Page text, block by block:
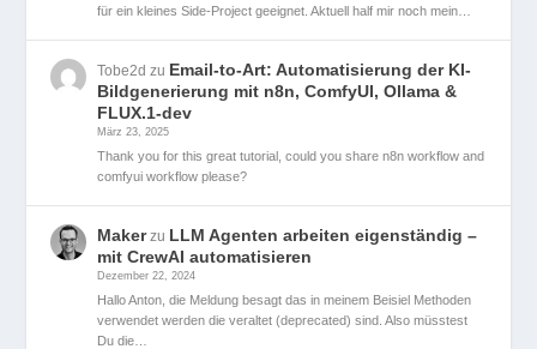
für ein kleines Side-Project geeignet. Aktuell half mir noch mein…
Tobe2d zu Email-to-Art: Automatisierung der KI-
Bildgenerierung mit n8n, ComfyUI, Ollama &
FLUX.1-dev
März 23, 2025
Thank you for this great tutorial, could you share n8n workflow and
comfyui workflow please?
Makerzu LLM Agenten arbeiten eigenständig –
mit CrewAI automatisieren
Dezember 22, 2024
Hallo Anton, die Meldung besagt das in meinem Beisiel Methoden
verwendet werden die veraltet (deprecated) sind. Also müsstest
Du die…